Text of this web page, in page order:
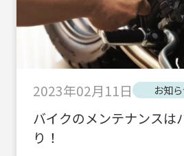
2023年02月11日 お知
バイクのメンテナンスは
り！